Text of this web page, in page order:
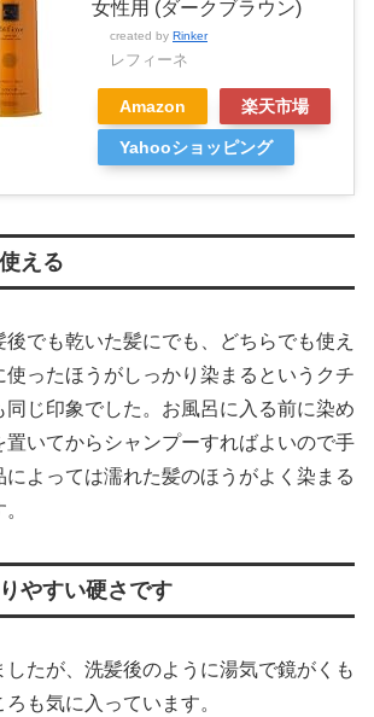
女性用 (ダークブラウン)
created by Rinker
レフィーネ
Amazon 楽天市場
Yahooショッピング
える
後でも乾いた髪にでも、どちらでも使え
使ったほうがしっかり染まるというクチ
同じ印象でした。お風呂に入る前に染め
置いてからシャンプーすればよいので手
よっては濡れた髪のほうがよく染まる
やすい硬さです
たが、洗髪後のように湯気で鏡がくも
も気に入っています。